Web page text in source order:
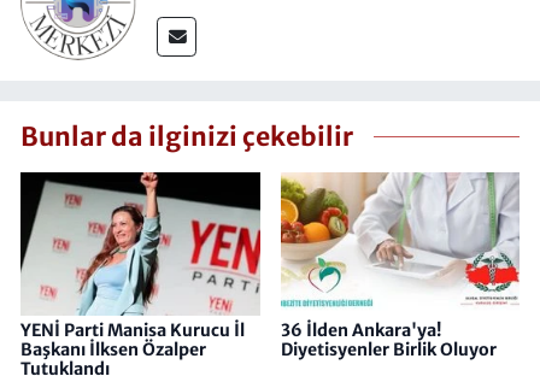
Bunlar da ilginizi çekebilir
YENİ Parti Manisa Kurucu İl
Başkanı İlksen Özalper
Tutuklandı
36 İlden Ankara'ya!
Diyetisyenler Birlik Oluyor